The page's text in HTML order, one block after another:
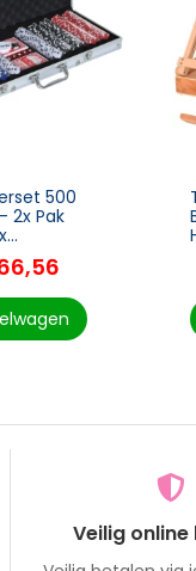
500
2x Pak
– Inclusief
– Voor
–
Veilig